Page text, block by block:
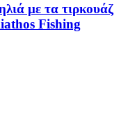
με τα τιρκουάζ
Fishing